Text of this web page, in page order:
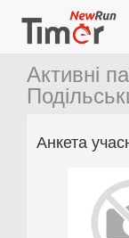
Активні
Анкета